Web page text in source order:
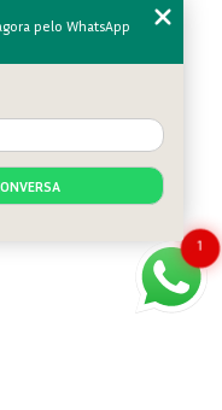
1
pelo WhatsApp